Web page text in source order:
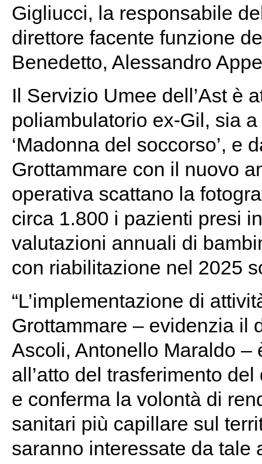
Gigliucci, la responsabile
direttore facente funzione
Benedetto, Alessandro
Il Servizio Umee dell’Ast è
poliambulatorio ex-Gil, sia
‘Madonna del soccorso’, e
Grottammare con il nuovo
operativa scattano la
circa 1.800 i pazienti presi
valutazioni annuali di
con riabilitazione nel 2025
“L’implementazione di
Grottammare – evidenzia il
Ascoli, Antonello Maraldo
all’atto del trasferimento
e conferma la volontà di
sanitari più capillare sul
saranno interessate da tale